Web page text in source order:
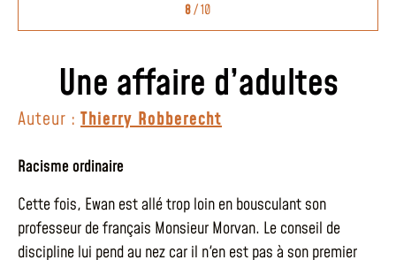
8/ 10
Une affaire d’adultes
Auteur : Thierry Robberecht
Racisme ordinaire
Cette fois, Ewan est allé trop loin en bousculant son
professeur de français Monsieur Morvan. Le conseil de
discipline lui pend au nez car il n'en est pas à son premier